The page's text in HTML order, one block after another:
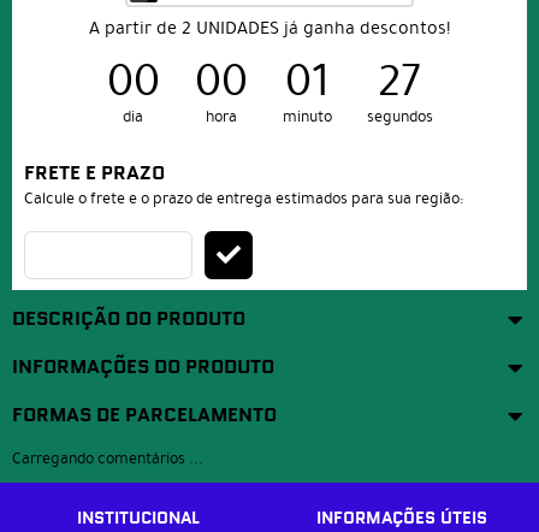
A partir de 2 UNIDADES já ganha descontos!
00
dia
00
hora
01
minuto
27
segundos
FRETE E PRAZO
Calcule o frete e o prazo de entrega estimados para sua região:
DESCRIÇÃO DO PRODUTO
INFORMAÇÕES DO PRODUTO
FORMAS DE PARCELAMENTO
Carregando comentários ...
INSTITUCIONAL INFORMAÇÕES ÚTEIS